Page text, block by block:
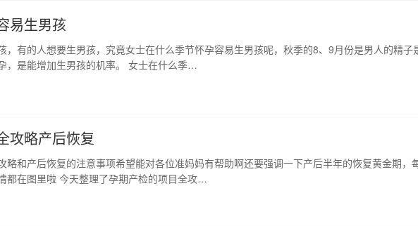
易生男孩
，有的人想要生男孩，究竟女士在什么季节怀孕容易生男孩呢，秋季的8、9月份是男人的精子
，是能增加生男孩的机率。 女士在什么季…
攻略产后恢复
略和产后恢复的注意事项希望能对各位准妈妈有帮助啊还要强调一下产后半年的恢复黄金期，
都在图里啦 今天整理了孕期产检的项目全攻…